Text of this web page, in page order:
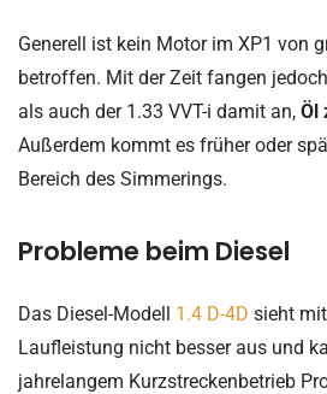
Generell ist kein Motor im XP1 von
betroffen. Mit der Zeit fangen
als auch der 1.33 VVT-i damit an, Öl
Außerdem kommt es früher oder
Bereich des Simmerings.
Probleme beim Diesel
Das Diesel-Modell 1.4 D-4D sieht
Laufleistung nicht besser aus und
jahrelangem Kurzstreckenbetrieb